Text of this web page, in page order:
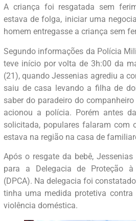
A criança foi resgatada sem
estava de folga, iniciar uma
homem entregasse a criança sem
Segundo informações da Polícia
teve início por volta de 3h:00 da
(21), quando Jessenias agrediu a
saiu de casa levando a filha de
saber do paradeiro do
acionou a polícia. Porém antes
solicitada, populares falaram com
estava na região na casa de
Após o resgate da bebê,
para a Delegacia de Proteção à
(DPCA). Na delegacia foi
tinha uma medida protetiva contra
violência doméstica.